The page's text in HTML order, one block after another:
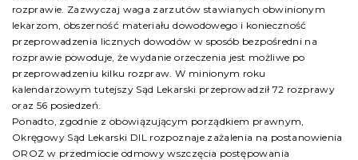
rozprawie. Zazwyczaj waga zarzutów stawianych obwinionym
lekarzom, obszerność materiału dowodowego i konieczność
przeprowadzenia licznych dowodów w sposób bezpośredni na
rozprawie powoduje, że wydanie orzeczenia jest możliwe po
przeprowadzeniu kilku rozpraw. W minionym roku
kalendarzowym tutejszy Sąd Lekarski przeprowadził 72 rozprawy
oraz 56 posiedzeń.
Ponadto, zgodnie z obowiązującym porządkiem prawnym,
Okręgowy Sąd Lekarski DIL rozpoznaje zażalenia na postanowienia
OROZ w przedmiocie odmowy wszczęcia postępowania